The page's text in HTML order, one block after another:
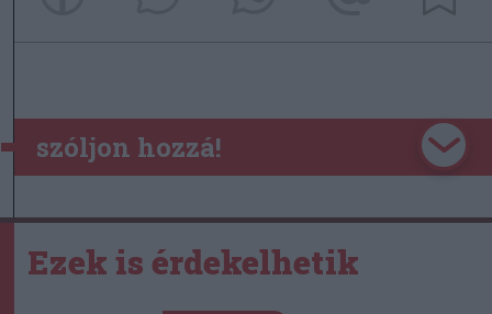
szóljon hozzá!
Ezek is érdekelhetik